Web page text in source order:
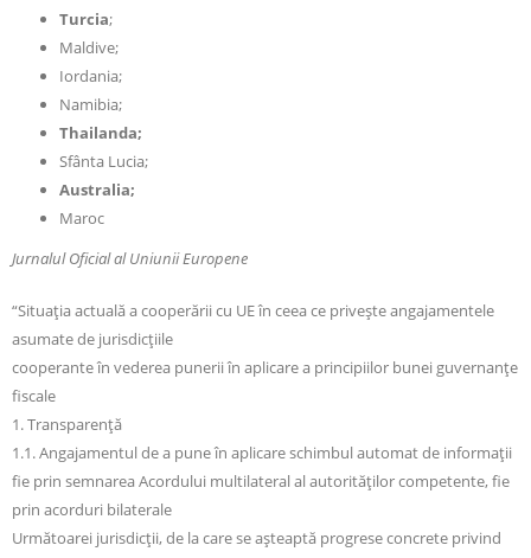
Turcia;
Maldive;
Iordania;
Namibia;
Thailanda;
Sfânta Lucia;
Australia;
Maroc
Jurnalul Oficial al Uniunii Europene
“Situația actuală a cooperării cu UE în ceea ce privește angajamentele
asumate de jurisdicțiile
cooperante în vederea punerii în aplicare a principiilor bunei guvernanțe
fiscale
1. Transparență
1.1. Angajamentul de a pune în aplicare schimbul automat de informații
fie prin semnarea Acordului multilateral al autorităților competente, fie
prin acorduri bilaterale
Următoarei jurisdicții, de la care se așteaptă progrese concrete privind